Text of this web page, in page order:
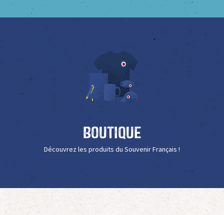
Boutique
Découvrez les produits du Souvenir Français !